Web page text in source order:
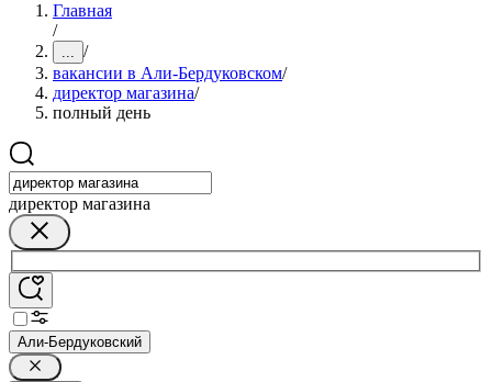
Главная
/
... /
вакансии в Али-Бердуковском/
директор магазина/
полный день
директор магазина
Али-Бердуковский